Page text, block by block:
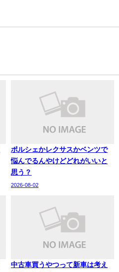
ポルシェかレクサスかベンツで
悩んでるんやけどどれがいいと
思う？
2026-08-02
中古車買うやつって新車は考え